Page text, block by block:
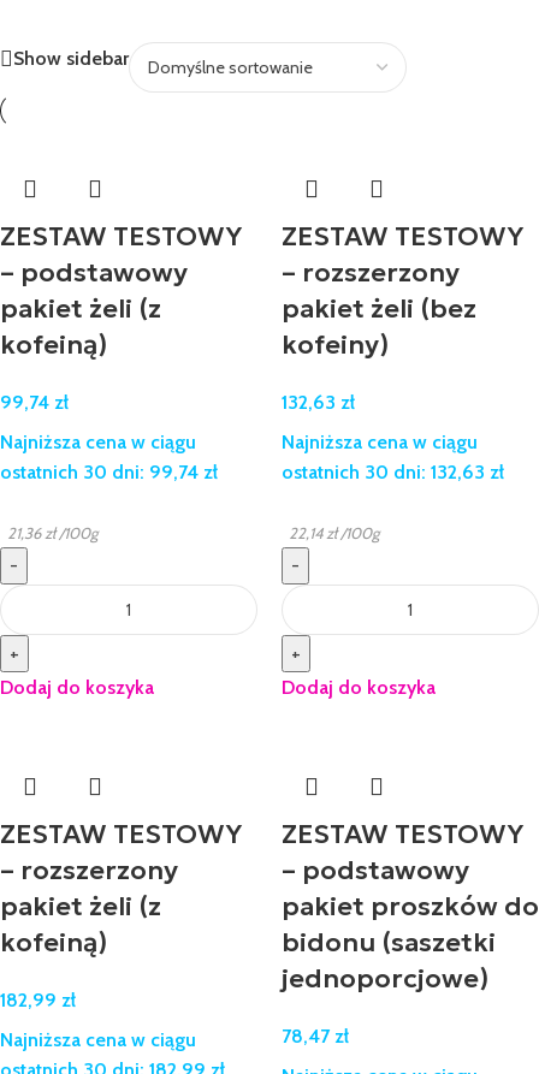
Show sidebar
ZESTAW TESTOWY
– podstawowy
pakiet żeli (z
kofeiną)
99,74 zł
Najniższa cena w ciągu
ostatnich 30 dni: 99,74 zł
21,36zł /100g
-
+
Dodaj do koszyka
ZESTAW TESTOWY
– rozszerzony
pakiet żeli (bez
kofeiny)
132,63 zł
Najniższa cena w ciągu
ostatnich 30 dni: 132,63 zł
22,14zł /100g
-
+
Dodaj do koszyka
ZESTAW TESTOWY
– rozszerzony
pakiet żeli (z
kofeiną)
182,99 zł
Najniższa cena w ciągu
ZESTAW TESTOWY
– podstawowy
pakiet proszków do
bidonu (saszetki
jednoporcjowe)
78,47 zł